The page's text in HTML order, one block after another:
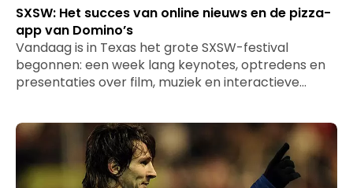
SXSW: Het succes van online nieuws en de pizza-
app van Domino’s
Vandaag is in Texas het grote SXSW-festival
begonnen: een week lang keynotes, optredens en
presentaties over film, muziek en interactieve…